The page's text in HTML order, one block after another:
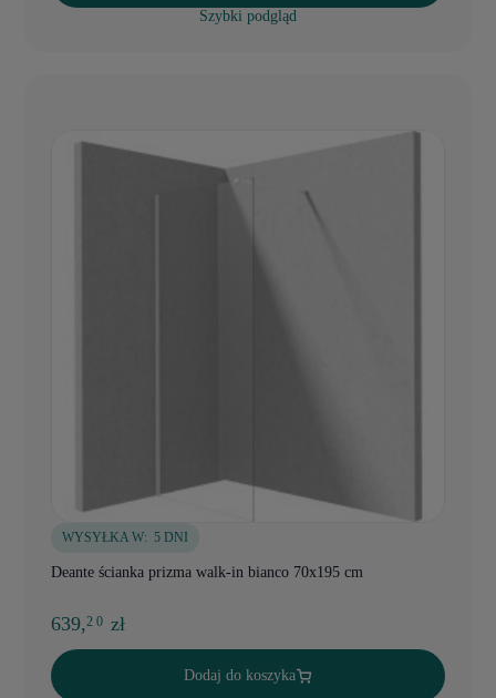
Szybki podgląd
WYSYŁKA W: 5 DNI
Deante ścianka prizma walk-in bianco 70x195 cm
639,2 0 zł
Dodaj do koszyka